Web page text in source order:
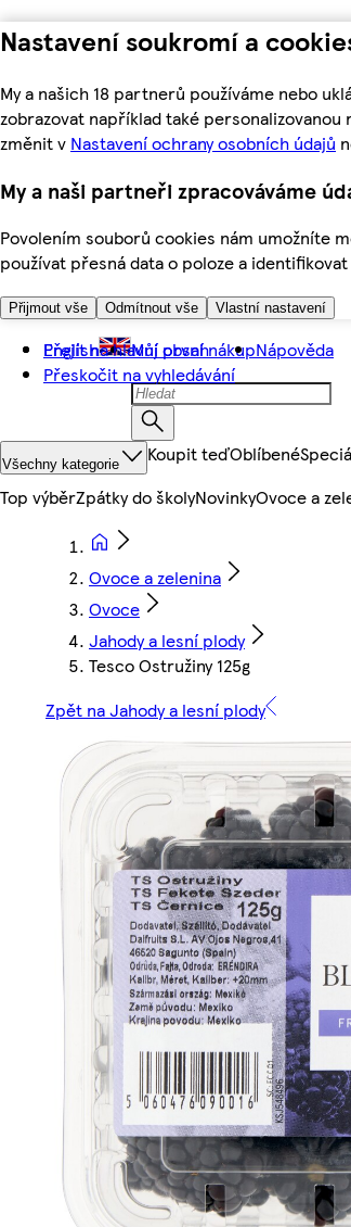
Nastavení soukromí a
My a našich 18 partnerů používáme nebo
zobrazovat například také
změnit v Nastavení ochrany osobních údajů
My a naši partneři zpracováváme
Povolením souborů cookies nám umožníte
používat přesná data o poloze a
Přijmout vše Odmítnout vše Vlastní nastavení
Přejít na hlavní obsah
Přeskočit na vyhledávání
English Můj první nákupNápověda
Všechny kategorie Koupit teďOblíbené
Top výběrZpátky do školyNovinkyOvoce a
Ovoce a zelenina
Ovoce
Jahody a lesní plody
Tesco Ostružiny 125g
Zpět na Jahody a lesní plody